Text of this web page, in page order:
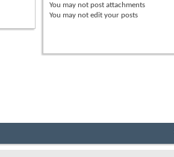
You may not post attachments
You may not edit your posts